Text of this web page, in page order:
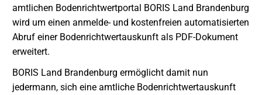
amtlichen Bodenrichtwertportal BORIS Land Brandenburg
wird um einen anmelde- und kostenfreien automatisierten
Abruf einer Bodenrichtwertauskunft als PDF-Dokument
erweitert.
BORIS Land Brandenburg ermöglicht damit nun
jedermann, sich eine amtliche Bodenrichtwertauskunft